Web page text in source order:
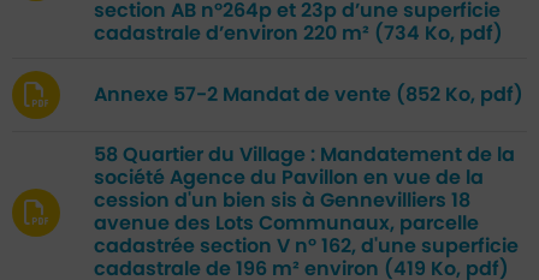
section AB n°264p et 23p d’une superficie
cadastrale d’environ 220 m² (734 Ko, pdf)
Annexe 57-2 Mandat de vente (852 Ko, pdf)
58 Quartier du Village : Mandatement de la
société Agence du Pavillon en vue de la
cession d'un bien sis à Gennevilliers 18
avenue des Lots Communaux, parcelle
cadastrée section V n° 162, d'une superficie
cadastrale de 196 m² environ (419 Ko, pdf)